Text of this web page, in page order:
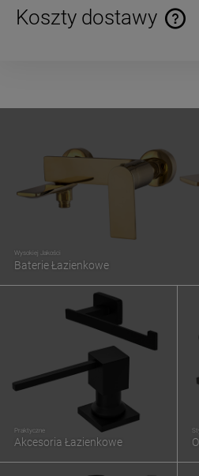
Koszty dostawy
Cena nie zawiera ewentualnych
Wysokiej Jakości
Baterie Łazienkowe
Praktyczne
Akcesoria Łazienkowe